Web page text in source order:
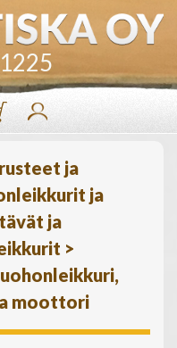
ja
ja
ja
>
moottori